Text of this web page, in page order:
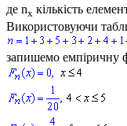
де nx кількість
Використовуючи
запишемо емпіричну